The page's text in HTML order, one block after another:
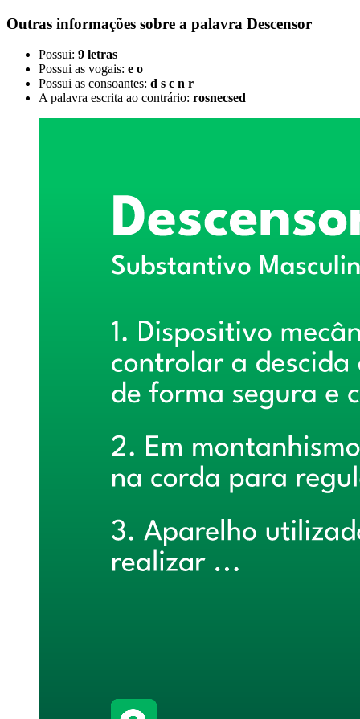
Outras informações sobre a palavra Descensor
Possui: 9 letras
Possui as vogais: e o
Possui as consoantes: d s c n r
A palavra escrita ao contrário: rosnecsed